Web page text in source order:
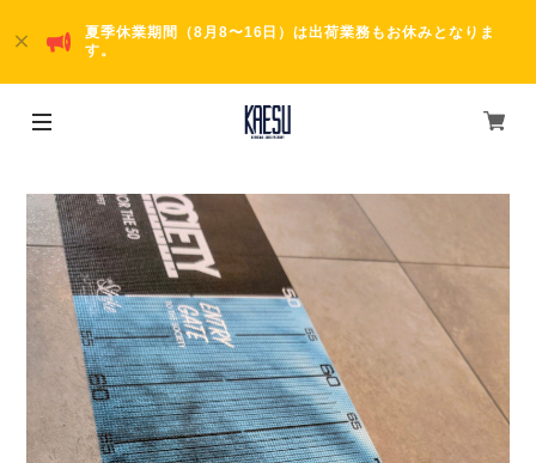
夏季休業期間（8月8〜16日）は出荷業務もお休みとなりま
す。